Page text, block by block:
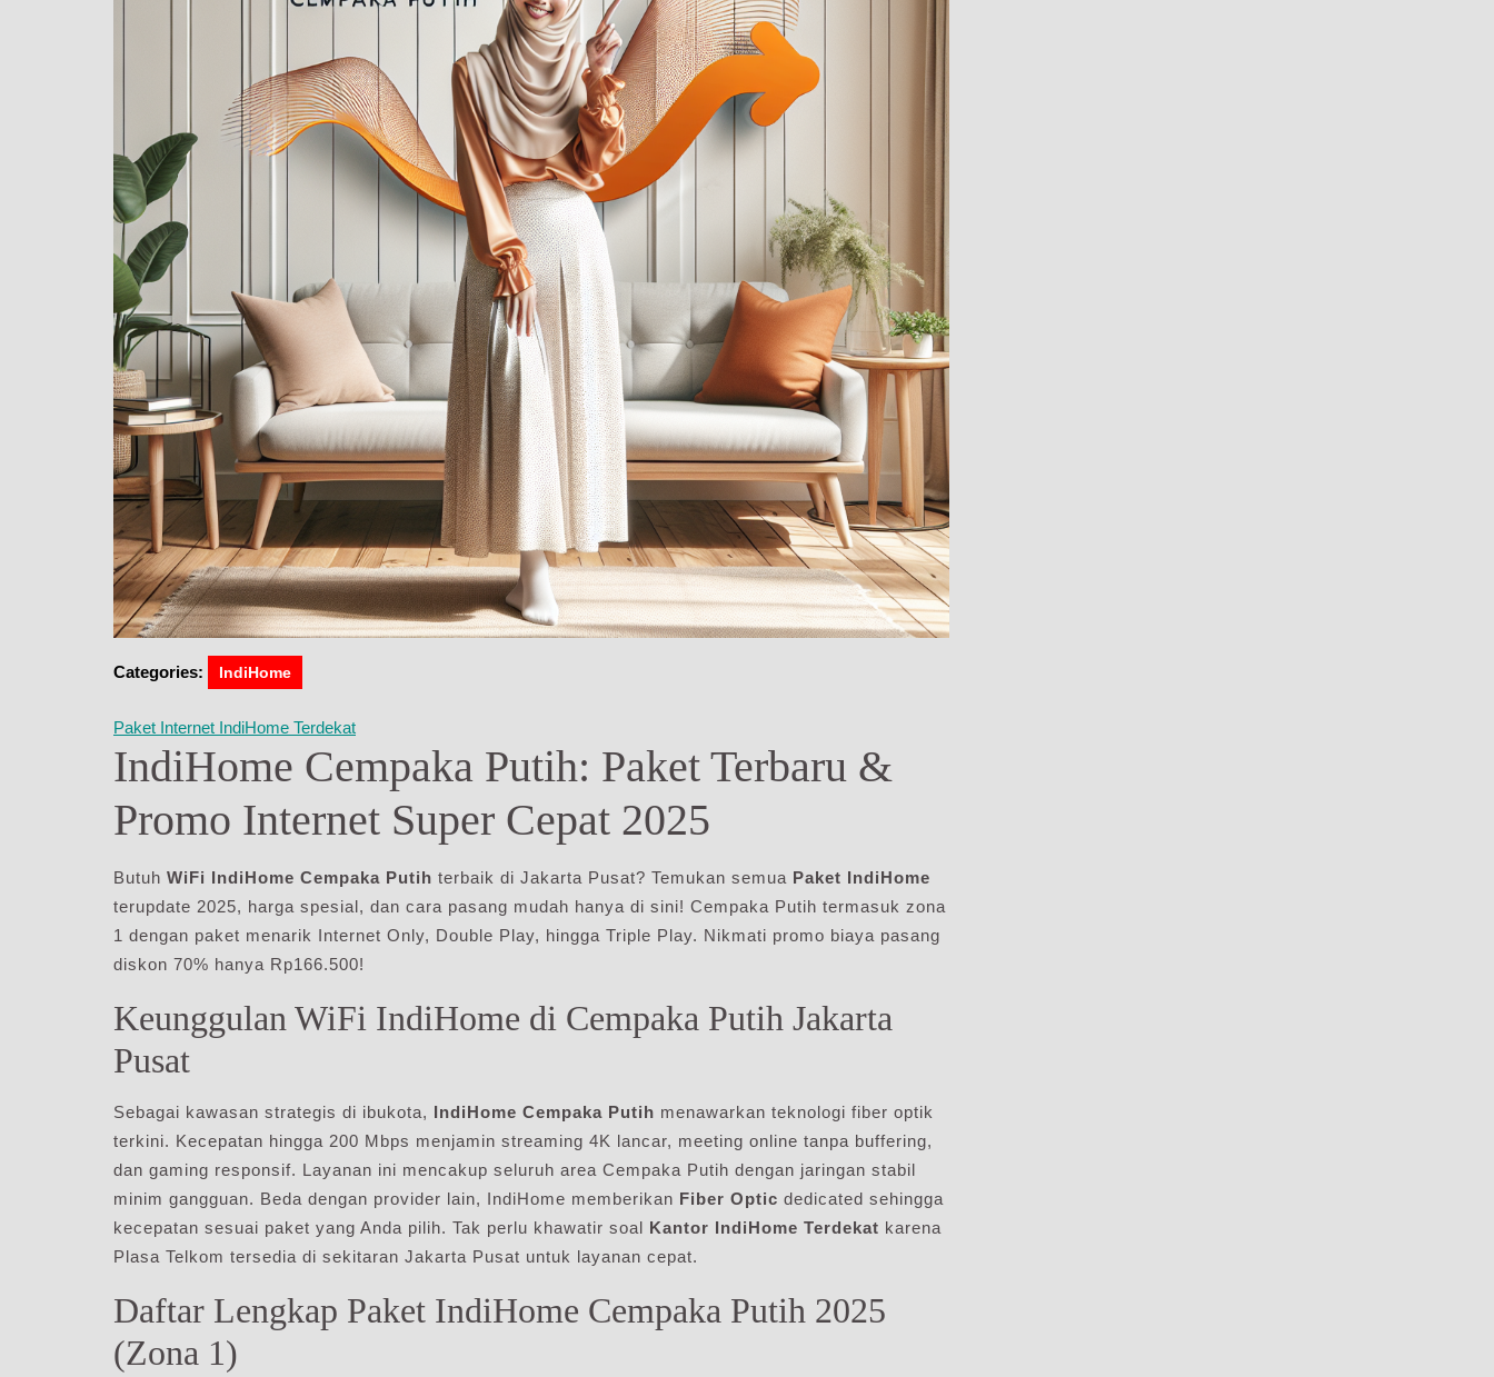
Categories: IndiHome
Paket Internet IndiHome Terdekat
IndiHome Cempaka Putih: Paket Terbaru &
Promo Internet Super Cepat 2025
Butuh WiFi IndiHome Cempaka Putih terbaik di Jakarta Pusat? Temukan semua Paket IndiHome
terupdate 2025, harga spesial, dan cara pasang mudah hanya di sini! Cempaka Putih termasuk zona
1 dengan paket menarik Internet Only, Double Play, hingga Triple Play. Nikmati promo biaya pasang
diskon 70% hanya Rp166.500!
Keunggulan WiFi IndiHome di Cempaka Putih Jakarta
Pusat
Sebagai kawasan strategis di ibukota, IndiHome Cempaka Putih menawarkan teknologi fiber optik
terkini. Kecepatan hingga 200 Mbps menjamin streaming 4K lancar, meeting online tanpa buffering,
dan gaming responsif. Layanan ini mencakup seluruh area Cempaka Putih dengan jaringan stabil
minim gangguan. Beda dengan provider lain, IndiHome memberikan Fiber Optic dedicated sehingga
kecepatan sesuai paket yang Anda pilih. Tak perlu khawatir soal Kantor IndiHome Terdekat karena
Plasa Telkom tersedia di sekitaran Jakarta Pusat untuk layanan cepat.
Daftar Lengkap Paket IndiHome Cempaka Putih 2025
(Zona 1)